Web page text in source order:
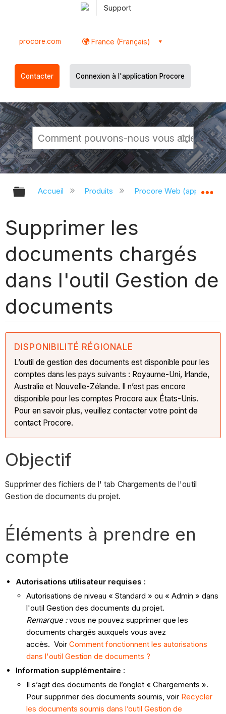
Support
procore.com France (Français)
Contacter Connexion à l'application Procore
Développer/réduire la hiérarchie
Accueil Produits Procore Web
Supprimer les
documents chargés
dans l'outil Gestion de
documents
DISPONIBILITÉ RÉGIONALE
L’outil de gestion des documents est disponible pour les
comptes dans les pays suivants : Royaume-Uni, Irlande,
Australie et Nouvelle-Zélande. Il n’est pas encore
disponible pour les comptes Procore aux États-Unis.
Pour en savoir plus, veuillez contacter votre point de
contact Procore.
Objectif
Supprimer des fichiers de l' tab Chargements de l'outil
Gestion de documents du projet.
Éléments à prendre en
compte
Autorisations utilisateur requises :
Autorisations de niveau « Standard » ou « Admin » dans
l'outil Gestion des documents du projet.
Remarque :vous ne pouvez supprimer que les
documents chargés auxquels vous avez
accès. VoirComment fonctionnent les autorisations
dans l'outil Gestion de documents ?
Information supplémentaire :
Il s’agit des documents de l’onglet « Chargements ».
Pour supprimer des documents soumis, voir Recycler
les documents soumis dans l’outil Gestion de